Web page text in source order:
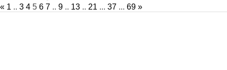
« 1 .. 3 4 5 6 7 .. 9 .. 13 .. 21 ... 37 ... 69 »